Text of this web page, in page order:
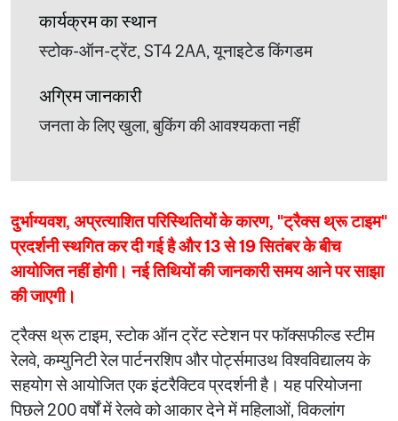
कार्यक्रम का स्थान
स्टोक-ऑन-ट्रेंट, ST4 2AA, यूनाइटेड किंगडम
अग्रिम जानकारी
जनता के लिए खुला, बुकिंग की आवश्यकता नहीं
दुर्भाग्यवश, अप्रत्याशित परिस्थितियों के कारण, "ट्रैक्स थ्रू टाइम"
प्रदर्शनी स्थगित कर दी गई है और 13 से 19 सितंबर के बीच
आयोजित नहीं होगी। नई तिथियों की जानकारी समय आने पर साझा
की जाएगी।
ट्रैक्स थ्रू टाइम, स्टोक ऑन ट्रेंट स्टेशन पर फॉक्सफील्ड स्टीम
रेलवे, कम्युनिटी रेल पार्टनरशिप और पोर्ट्समाउथ विश्वविद्यालय के
सहयोग से आयोजित एक इंटरैक्टिव प्रदर्शनी है। यह परियोजना
पिछले 200 वर्षों में रेलवे को आकार देने में महिलाओं, विकलांग